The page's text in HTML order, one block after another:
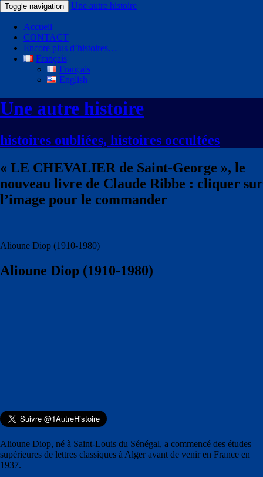
Toggle navigation Une autre histoire
Accueil
CONTACT
Encore plus d’histoires…
Français
Français
English
Une autre histoire
histoires oubliées, histoires occultées
« LE CHEVALIER de Saint-George », le
nouveau livre de Claude Ribbe : cliquer sur
l’image pour le commander
Alioune Diop (1910-1980)
Alioune Diop (1910-1980)
Alioune Diop, né à Saint-Louis du Sénégal, a commencé des études
supérieures de lettres classiques à Alger avant de venir en France en
1937.